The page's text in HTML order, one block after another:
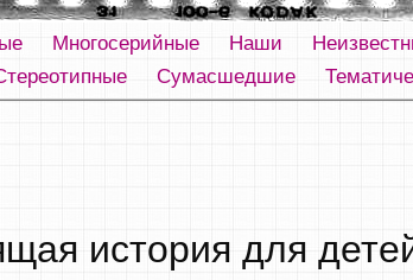
Многосерийные Наши
Сумасшедшие
история для